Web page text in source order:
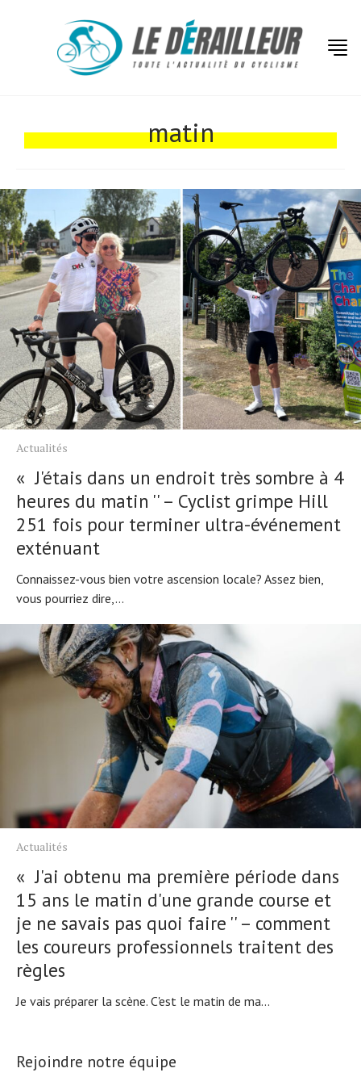
matin
Actualités
« J'étais dans un endroit très sombre à 4
heures du matin '' – Cyclist grimpe Hill
251 fois pour terminer ultra-événement
exténuant
Connaissez-vous bien votre ascension locale? Assez bien,
vous pourriez dire,...
Actualités
« J'ai obtenu ma première période dans
15 ans le matin d'une grande course et
je ne savais pas quoi faire '' – comment
les coureurs professionnels traitent des
règles
Je vais préparer la scène. C'est le matin de ma...
Rejoindre notre équipe
Actualités
Tests de produits
Conseils
Tendances
Tous nos articles
À propos